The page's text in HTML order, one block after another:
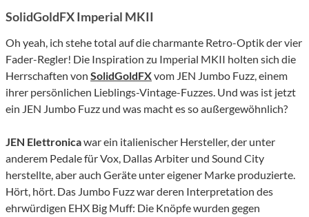
SolidGoldFX Imperial MKII
Oh yeah, ich stehe total auf die charmante Retro-Optik der vier
Fader-Regler! Die Inspiration zu Imperial MKII holten sich die
Herrschaften von SolidGoldFXvom JEN Jumbo Fuzz, einem
ihrer persönlichen Lieblings-Vintage-Fuzzes. Und was ist jetzt
ein JEN Jumbo Fuzz und was macht es so außergewöhnlich?
JEN Elettronicawar ein italienischer Hersteller, der unter
anderem Pedale für Vox, Dallas Arbiter und Sound City
herstellte, aber auch Geräte unter eigener Marke produzierte.
Hört, hört. Das Jumbo Fuzz war deren Interpretation des
ehrwürdigen EHX Big Muff: Die Knöpfe wurden gegen